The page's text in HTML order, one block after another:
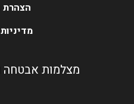
הצהרת
מצלמות אבטחה